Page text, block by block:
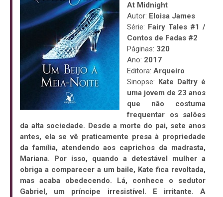
At Midnight
Autor: Eloisa James
Série: Fairy Tales #1 /
Contos de Fadas #2
Páginas: 320
Ano: 2017
Editora: Arqueiro
Sinopse:
Kate Daltry é
uma jovem de 23 anos
que não costuma
frequentar os salões
da alta sociedade. Desde a morte do pai, sete anos
antes, ela se vê praticamente presa à propriedade
da família, atendendo aos caprichos da madrasta,
Mariana. Por isso, quando a detestável mulher a
obriga a comparecer a um baile, Kate fica revoltada,
mas acaba obedecendo. Lá, conhece o sedutor
Gabriel, um príncipe irresistível. E irritante. A